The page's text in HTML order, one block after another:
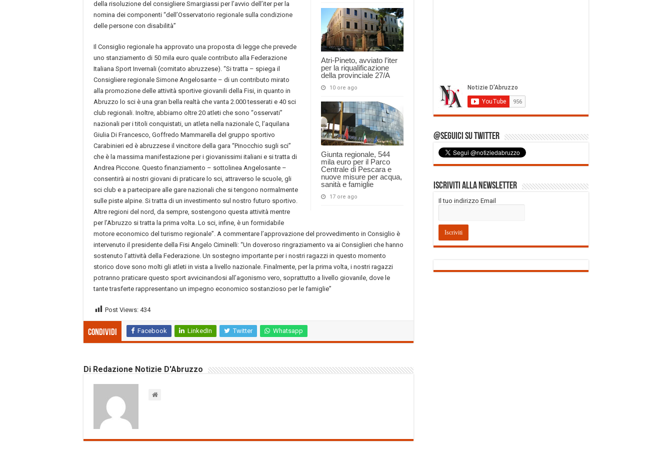
Atri-Pineto, avviato l’iter
per la riqualificazione
della provinciale 27/A
10 ore ago
Giunta regionale, 544
mila euro per il Parco
Centrale di Pescara e
nuove misure per acqua,
sanità e famiglie
17 ore ago
della risoluzione del consigliere Smargiassi per l’avvio dell’iter per la
nomina dei componenti “dell’Osservatorio regionale sulla condizione
delle persone con disabilità”
Il Consiglio regionale ha approvato una proposta di legge che prevede
uno stanziamento di 50 mila euro quale contributo alla Federazione
Italiana Sport Invernali (comitato abruzzese). “Si tratta – spiega il
Consigliere regionale Simone Angelosante – di un contributo mirato
alla promozione delle attività sportive giovanili della Fisi, in quanto in
Abruzzo lo sci è una gran bella realtà che vanta 2.000 tesserati e 40 sci
club regionali. Inoltre, abbiamo oltre 20 atleti che sono “osservati”
nazionali per i titoli conquistati, un atleta nella nazionale C, l’aquilana
Giulia Di Francesco, Goffredo Mammarella del gruppo sportivo
Carabinieri ed è abruzzese il vincitore della gara “Pinocchio sugli sci”
che è la massima manifestazione per i giovanissimi italiani e si tratta di
Andrea Piccone. Questo finanziamento – sottolinea Angelosante –
consentirà ai nostri giovani di praticare lo sci, attraverso le scuole, gli
sci club e a partecipare alle gare nazionali che si tengono normalmente
sulle piste alpine. Si tratta di un investimento sul nostro futuro sportivo.
Altre regioni del nord, da sempre, sostengono questa attività mentre
per l’Abruzzo si tratta la prima volta. Lo sci, infine, è un formidabile
motore economico del turismo regionale”. A commentare l’approvazione del provvedimento in Consiglio è
intervenuto il presidente della Fisi Angelo Ciminelli: “Un doveroso ringraziamento va ai Consiglieri che hanno
sostenuto l’attività della Federazione. Un sostegno importante per i nostri ragazzi in questo momento
storico dove sono molti gli atleti in vista a livello nazionale. Finalmente, per la prima volta, i nostri ragazzi
potranno praticare questo sport avvicinandosi all’agonismo vero, soprattutto a livello giovanile, dove le
tante trasferte rappresentano un impegno economico sostanzioso per le famiglie”
Post Views: 434
Condividi Facebook LinkedIn Twitter Whatsapp
Di Redazione Notizie D'Abruzzo
@Seguici su Twitter
Iscriviti alla Newsletter
Il tuo indirizzo Email